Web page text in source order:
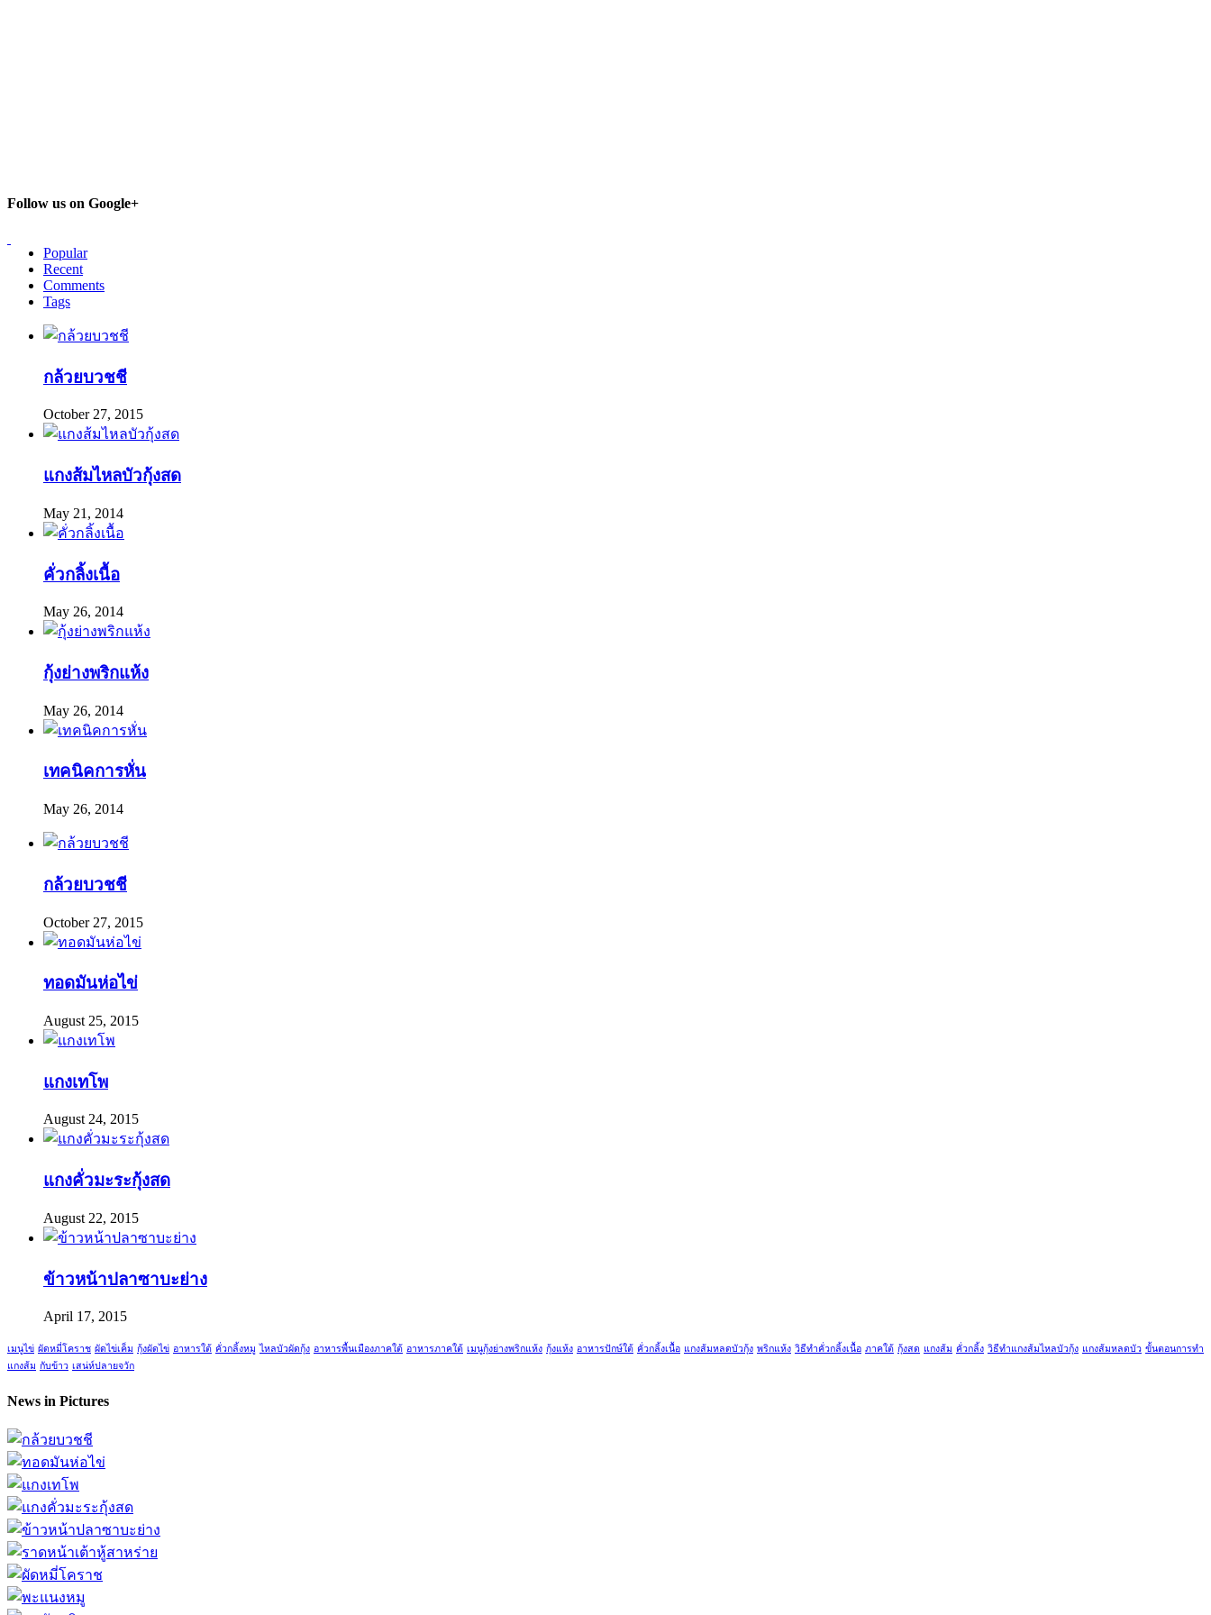
Follow us on Google+
Popular
Recent
Comments
Tags
กล้วยบวชชี
October 27, 2015
แกงส้มไหลบัวกุ้งสด
May 21, 2014
คั่วกลิ้งเนื้อ
May 26, 2014
กุ้งย่างพริกแห้ง
May 26, 2014
เทคนิคการหั่น
May 26, 2014
กล้วยบวชชี
October 27, 2015
ทอดมันห่อไข่
August 25, 2015
แกงเทโพ
August 24, 2015
แกงคั่วมะระกุ้งสด
August 22, 2015
ข้าวหน้าปลาซาบะย่าง
April 17, 2015
เมนูไข่ ผัดหมี่โคราช ผัดไข่เค็ม กุ้งผัดไข่ อาหารใต้ คั่วกลิ้งหมู ไหลบัวผัดกุ้ง อาหารพื้นเมืองภาคใต้ อาหารภาคใต้ เมนูกุ้งย่างพริกแห้ง กุ้งแห้ง อาหารปักษ์ใต้ คั่วกลิ้งเนื้อ แกงส้มหลดบัวกุ้ง พริกแห้ง วิธีทำคั่วกลิ้งเนื้อ ภาคใต้ กุ้งสด แกงส้ม คั่วกลิ้ง วิธีทำแกงส้มไหลบัวกุ้ง แกงส้มหลดบัว ขั้นตอนการทำ
แกงส้ม กับข้าว เสน่ห์ปลายจวัก
News in Pictures